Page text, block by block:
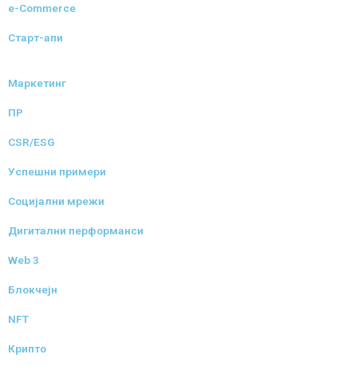
e-Commerce
Старт-апи
Маркетинг
ПР
CSR/ESG
Успешни примери
Социјални мрежи
Дигитални перформанси
Web 3
Блокчејн
NFT
Крипто